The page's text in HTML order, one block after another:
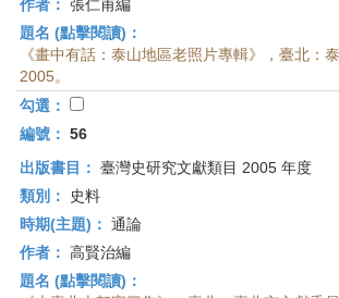
作者： 張仁甫編
題名 (點擊閱讀)：
《畫中有話：泰山地區老照片專輯》，臺北：
2005。
勾選：
編號： 56
出版書目： 臺灣史研究文獻類目 2005 年度
類別：
史料
時期(主題)： 通論
作者： 高賢治編
題名 (點擊閱讀)：